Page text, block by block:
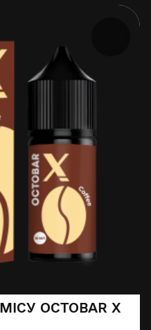
OCTOBAR X